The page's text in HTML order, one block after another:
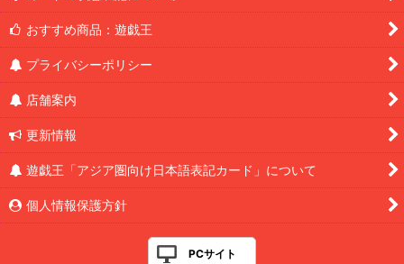
おすすめ商品：遊戯王
プライバシーポリシー
店舗案内
更新情報
遊戯王「アジア圏向け日本語表記カード」について
個人情報保護方針
PCサイト